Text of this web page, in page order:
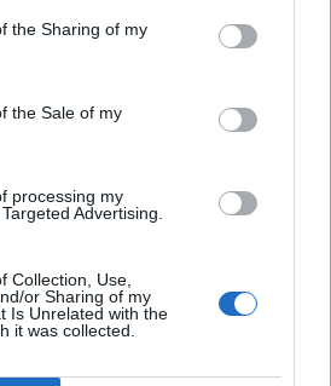
the Sharing of my
the Sale of my
processing my
Advertising.
Collection, Use,
or Sharing of my
Is Unrelated with the
it was collected.